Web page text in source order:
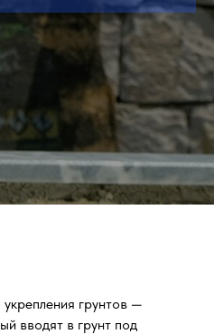
грунтов —
вводят в грунт под